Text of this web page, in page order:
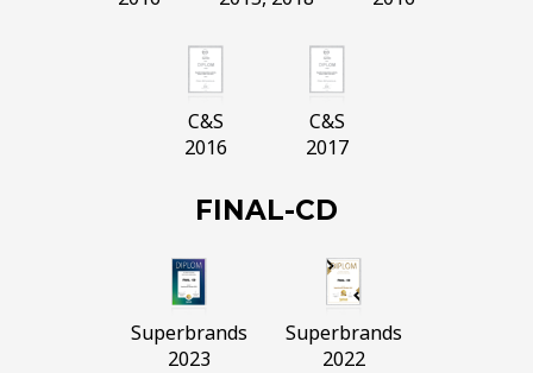
C&S
2016
C&S
2017
FINAL-CD
Superbrands
2023
Superbrands
2022